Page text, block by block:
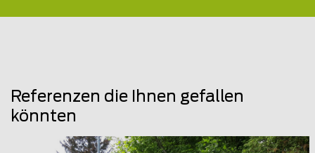
Referenzen die Ihnen gefallen
könnten